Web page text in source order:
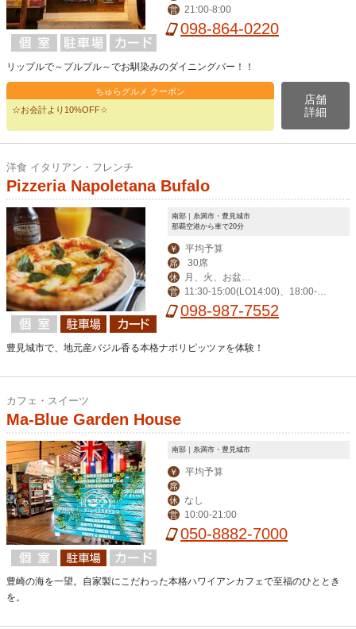
営 21:00-8:00
098-864-0220
リップルで～プルプル～でお馴染みのダイニングバー！！
ちゅらグルメ クーポン
☆お会計より10%OFF☆
店舗
詳細
洋食 イタリアン・フレンチ
Pizzeria Napoletana Bufalo
南部｜糸満市・豊見城市
那覇空港から車で20分
￥ 平均予算
席 30席
休
年末年始、その他不
定休
営
11:30-15:00(LO14:00)、18:00-2
3:00(LO22:00)、日曜日は22:00(LO2
098-987-7552
豊見城市で、地元産バジル香る本格ナポリピッツァを体験！
カフェ・スイーツ
Ma-Blue Garden House
南部｜糸満市・豊見城市
￥ 平均予算
席
休
なし
営 10:00-21:00
050-8882-7000
豊崎の海を一望。自家製にこだわった本格ハワイアンカフェで至福のひととき
を。